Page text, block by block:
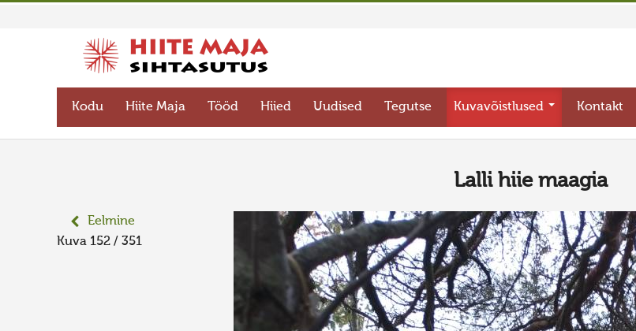
Kodu Hiite Maja Tööd Hiied Uudised Tegutse Kuvavõistlused Kontakt
Lalli hiie maagia
Eelmine
Kuva 152 / 351